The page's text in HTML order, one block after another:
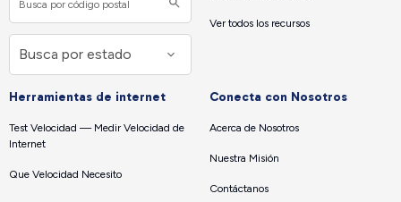
Ver todos los recursos
Herramientas de internet
Test Velocidad — Medir Velocidad de
Internet
Que Velocidad Necesito
Conecta con Nosotros
Acerca de Nosotros
Nuestra Misión
Contáctanos